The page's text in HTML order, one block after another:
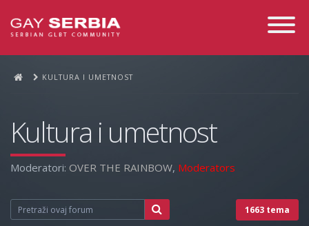
Toggle
KULTURA I UMETNOST
Kultura i umetnost
Moderatori: OVER THE RAINBOW, Moderators
1663 tema